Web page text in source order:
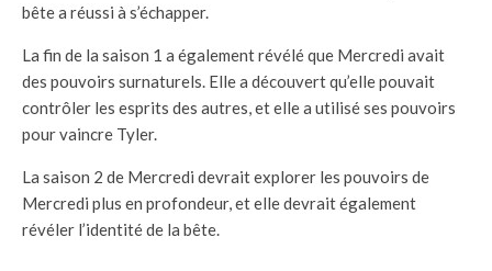
bête a réussi à s’échapper.
La fin de la saison 1 a également révélé que Mercredi avait
des pouvoirs surnaturels. Elle a découvert qu’elle pouvait
contrôler les esprits des autres, et elle a utilisé ses pouvoirs
pour vaincre Tyler.
La saison 2 de Mercredi devrait explorer les pouvoirs de
Mercredi plus en profondeur, et elle devrait également
révéler l’identité de la bête.